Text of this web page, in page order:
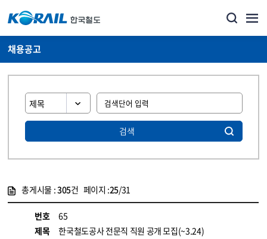
채용공고
검색
총게시물 :305건 페이지 :25/31
번호
65
제목
한국철도공사 전문직 직원 공개 모집(~3.24)